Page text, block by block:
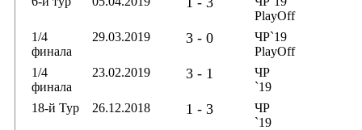
PlayOff
1/4
финала
29.03.2019 3 - 0
ЧР`19
PlayOff
1/4
финала
23.02.2019 3 - 1
ЧР
`19
18-й Тур
26.12.2018 1 - 3
ЧР
`19